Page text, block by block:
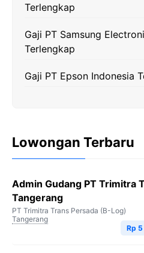
Terlengkap
Gaji PT Samsung
Terlengkap
Gaji PT Epson Indonesia
Lowongan Terbaru
Admin Gudang PT Trimitra
Tangerang
PT Trimitra Trans Persada (B-Log)
Tangerang
Rp 5